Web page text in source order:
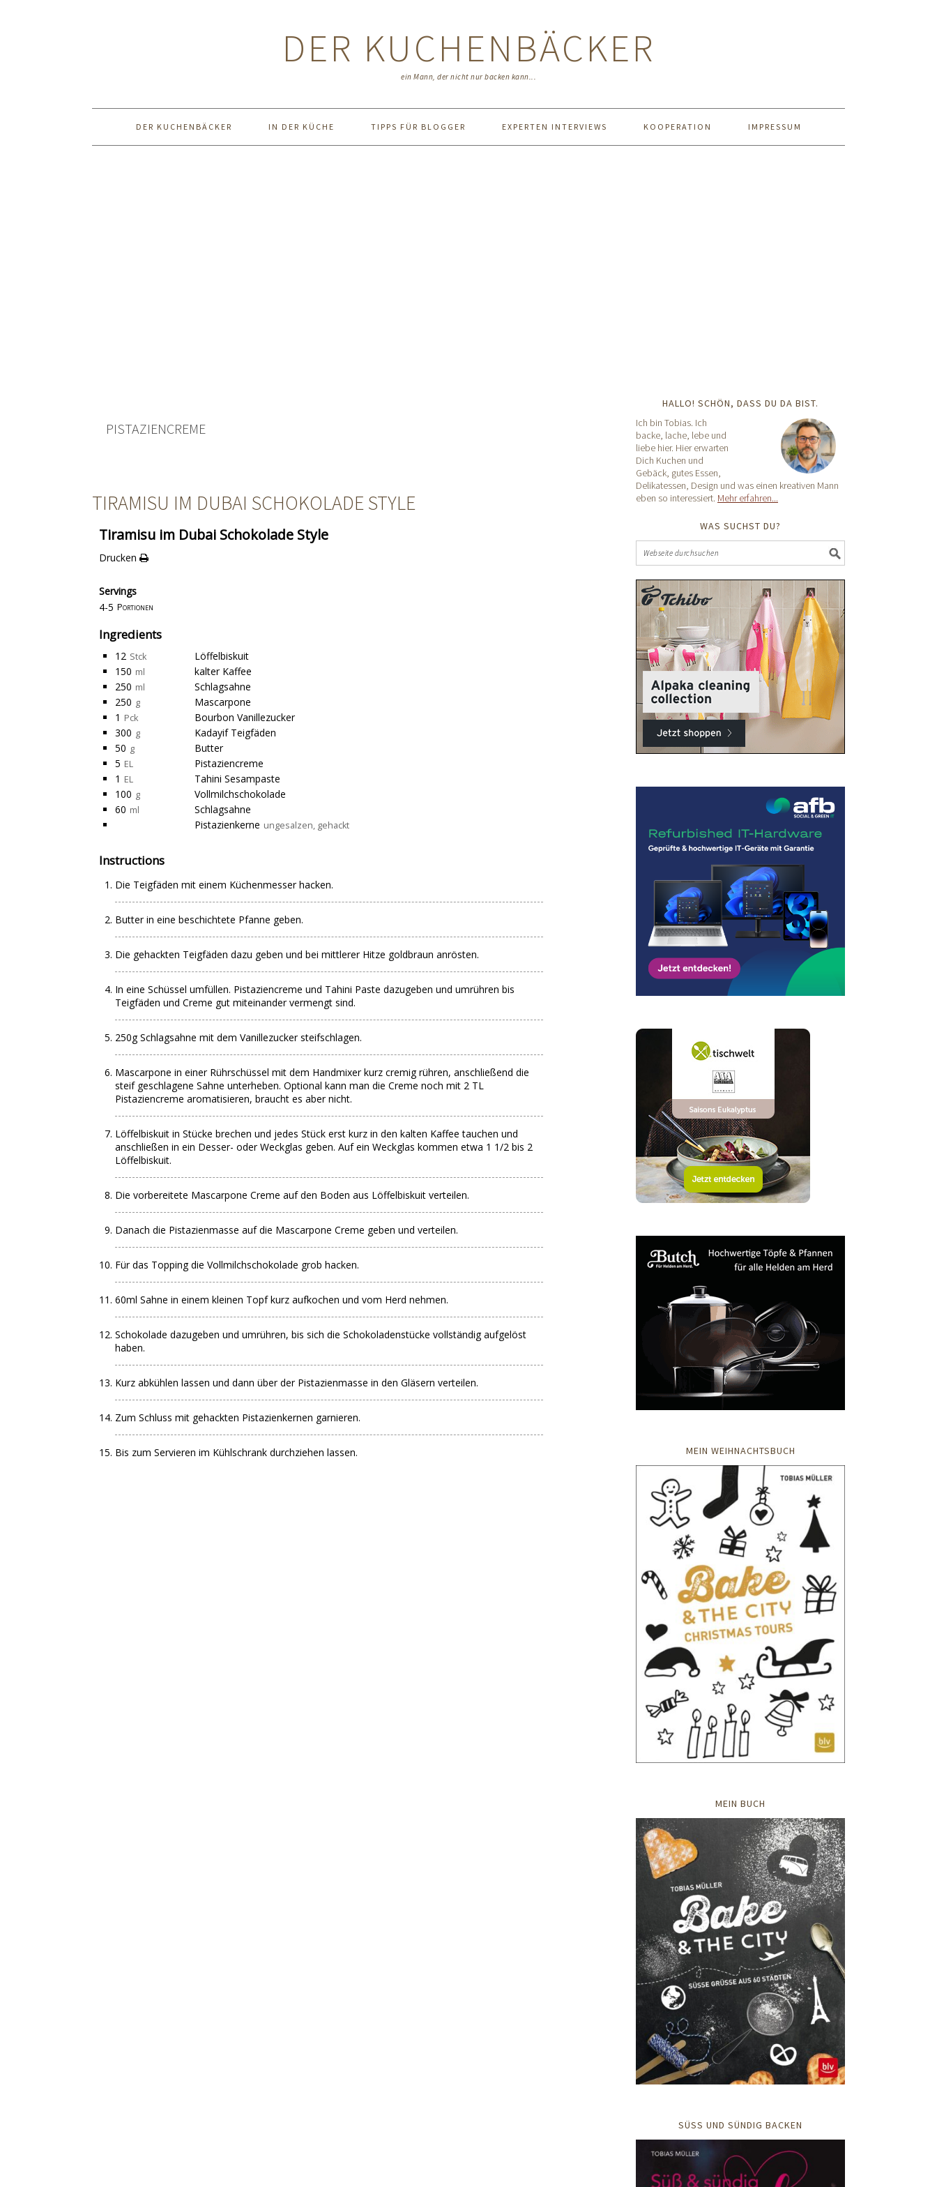
DER KUCHENBÄCKER
ein Mann, der nicht nur backen kann...
DER KUCHENBÄCKER IN DER KÜCHE TIPPS FÜR BLOGGER EXPERTEN INTERVIEWS KOOPERATION IMPRESSUM
PISTAZIENCREME
TIRAMISU IM DUBAI SCHOKOLADE STYLE
Tiramisu im Dubai Schokolade Style
Drucken
Servings
4-5 Portionen
Ingredients
12 Stck
Löffelbiskuit
150 ml
kalter Kaffee
250 ml
Schlagsahne
250 g
Mascarpone
1 Pck
Bourbon Vanillezucker
300 g
Kadayif Teigfäden
50 g
Butter
5 EL
Pistaziencreme
1 EL
Tahini Sesampaste
100 g
Vollmilchschokolade
60 ml
Schlagsahne
Pistazienkerne ungesalzen, gehackt
Instructions
Die Teigfäden mit einem Küchenmesser hacken.
Butter in eine beschichtete Pfanne geben.
Die gehackten Teigfäden dazu geben und bei mittlerer Hitze goldbraun anrösten.
In eine Schüssel umfüllen. Pistaziencreme und Tahini Paste dazugeben und umrühren bis
Teigfäden und Creme gut miteinander vermengt sind.
250g Schlagsahne mit dem Vanillezucker steifschlagen.
Mascarpone in einer Rührschüssel mit dem Handmixer kurz cremig rühren, anschließend die
steif geschlagene Sahne unterheben. Optional kann man die Creme noch mit 2 TL
Pistaziencreme aromatisieren, braucht es aber nicht.
Löffelbiskuit in Stücke brechen und jedes Stück erst kurz in den kalten Kaffee tauchen und
anschließen in ein Desser- oder Weckglas geben. Auf ein Weckglas kommen etwa 1 1/2 bis 2
Löffelbiskuit.
Die vorbereitete Mascarpone Creme auf den Boden aus Löffelbiskuit verteilen.
Danach die Pistazienmasse auf die Mascarpone Creme geben und verteilen.
Für das Topping die Vollmilchschokolade grob hacken.
60ml Sahne in einem kleinen Topf kurz aufkochen und vom Herd nehmen.
Schokolade dazugeben und umrühren, bis sich die Schokoladenstücke vollständig aufgelöst
haben.
Kurz abkühlen lassen und dann über der Pistazienmasse in den Gläsern verteilen.
Zum Schluss mit gehackten Pistazienkernen garnieren.
Bis zum Servieren im Kühlschrank durchziehen lassen.
HALLO! SCHÖN, DASS DU DA BIST.
Ich bin Tobias. Ich
backe, lache, lebe und
liebe hier. Hier erwarten
Dich Kuchen und
Gebäck, gutes Essen,
Delikatessen, Design und was einen kreativen Mann
eben so interessiert. Mehr erfahren...
WAS SUCHST DU?
MEIN WEIHNACHTSBUCH
MEIN BUCH
SÜSS UND SÜNDIG BACKEN